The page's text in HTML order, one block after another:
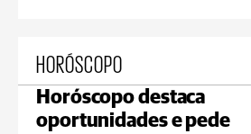
HORÓSCOPO
Horóscopo destaca
oportunidades e pede